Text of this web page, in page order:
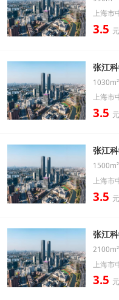
上海
3.5
1030m²
上海
3.5
1500m²
上海
3.5
2100m²
上海
3.5